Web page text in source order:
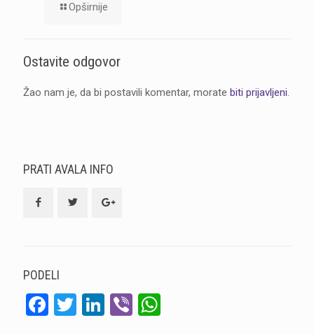
Opširnije
Ostavite odgovor
Žao nam je, da bi postavili komentar, morate biti prijavljeni.
PRATI AVALA INFO
PODELI
Facebook
Twitter
LinkedIn
Viber